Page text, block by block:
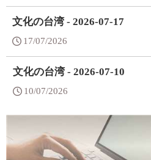
文化の台湾 - 2026-07-17
17/07/2026
文化の台湾 - 2026-07-10
10/07/2026